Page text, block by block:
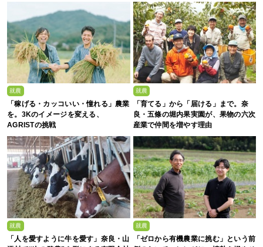
就農
「稼げる・カッコいい・憧れる」農業
を。3Kのイメージを変える、
AGRISTの挑戦
就農
「育てる」から「届ける」まで。奈
良・五條の堀内果実園が、果物の六次
産業で仲間を増やす理由
就農
「人を愛すように牛を愛す」奈良・山
就農
「ゼロから有機農業に挑む」という前